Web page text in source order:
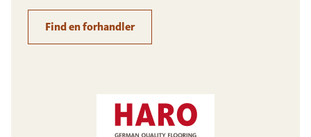
Find en forhandler